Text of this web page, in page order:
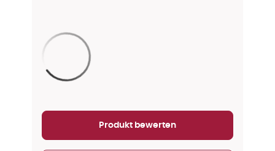
Aktualisieren...
Produkt bewerten